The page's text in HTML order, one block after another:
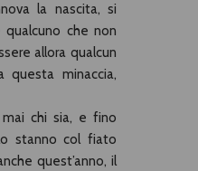
la nascita, si
qualcuno che non
allora qualcun
minaccia,
chi sia, e fino
stanno col fiato
quest’anno, il